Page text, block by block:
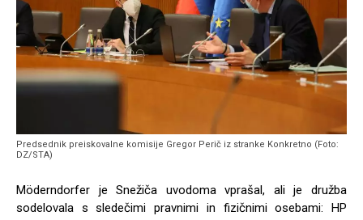
Predsednik preiskovalne komisije Gregor Perič iz stranke Konkretno (Foto:
DZ/STA)
Möderndorfer je Snežiča uvodoma vprašal, ali je družba
sodelovala s sledečimi pravnimi in fizičnimi osebami: HP